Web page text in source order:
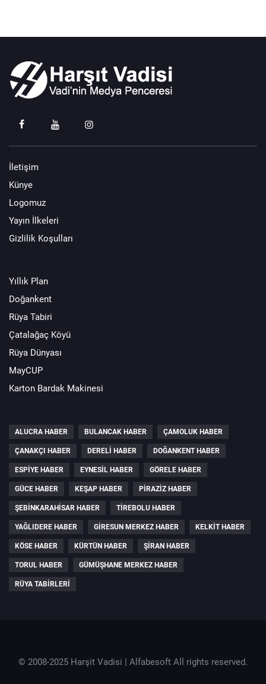
İletişim
Künye
Logomuz
Yayın İlkeleri
Gizlilik Koşulları
Yıllık Plan
Doğankent
Rüya Tabiri
Çatalağaç Köyü
Rüya Dünyası
MayCUP
Karton Bardak Makinesi
ALUCRA HABER BULANCAK HABER ÇAMOLUK HABER
ÇANAKÇI HABER DERELI HABER DOĞANKENT HABER
ESPIYE HABER EYNESIL HABER GÖRELE HABER
GÜCE HABER KEŞAP HABER PIRAZIZ HABER
ŞEBINKARAHISAR HABER TIREBOLU HABER
YAĞLIDERE HABER GIRESUN MERKEZ HABER KELKIT HABER
KÖSE HABER KÜRTÜN HABER ŞIRAN HABER
TORUL HABER GÜMÜŞHANE MERKEZ HABER
RÜYA TABIRLERI
© 2008-2025 Harşit Vadisi | Alfabesoft All rights reserved.